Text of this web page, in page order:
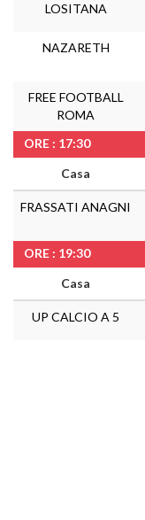
LOSITANA
NAZARETH
FREE FOOTBALL
ROMA
ORE : 17:30
Casa
FRASSATI ANAGNI
ORE : 19:30
Casa
UP CALCIO A 5